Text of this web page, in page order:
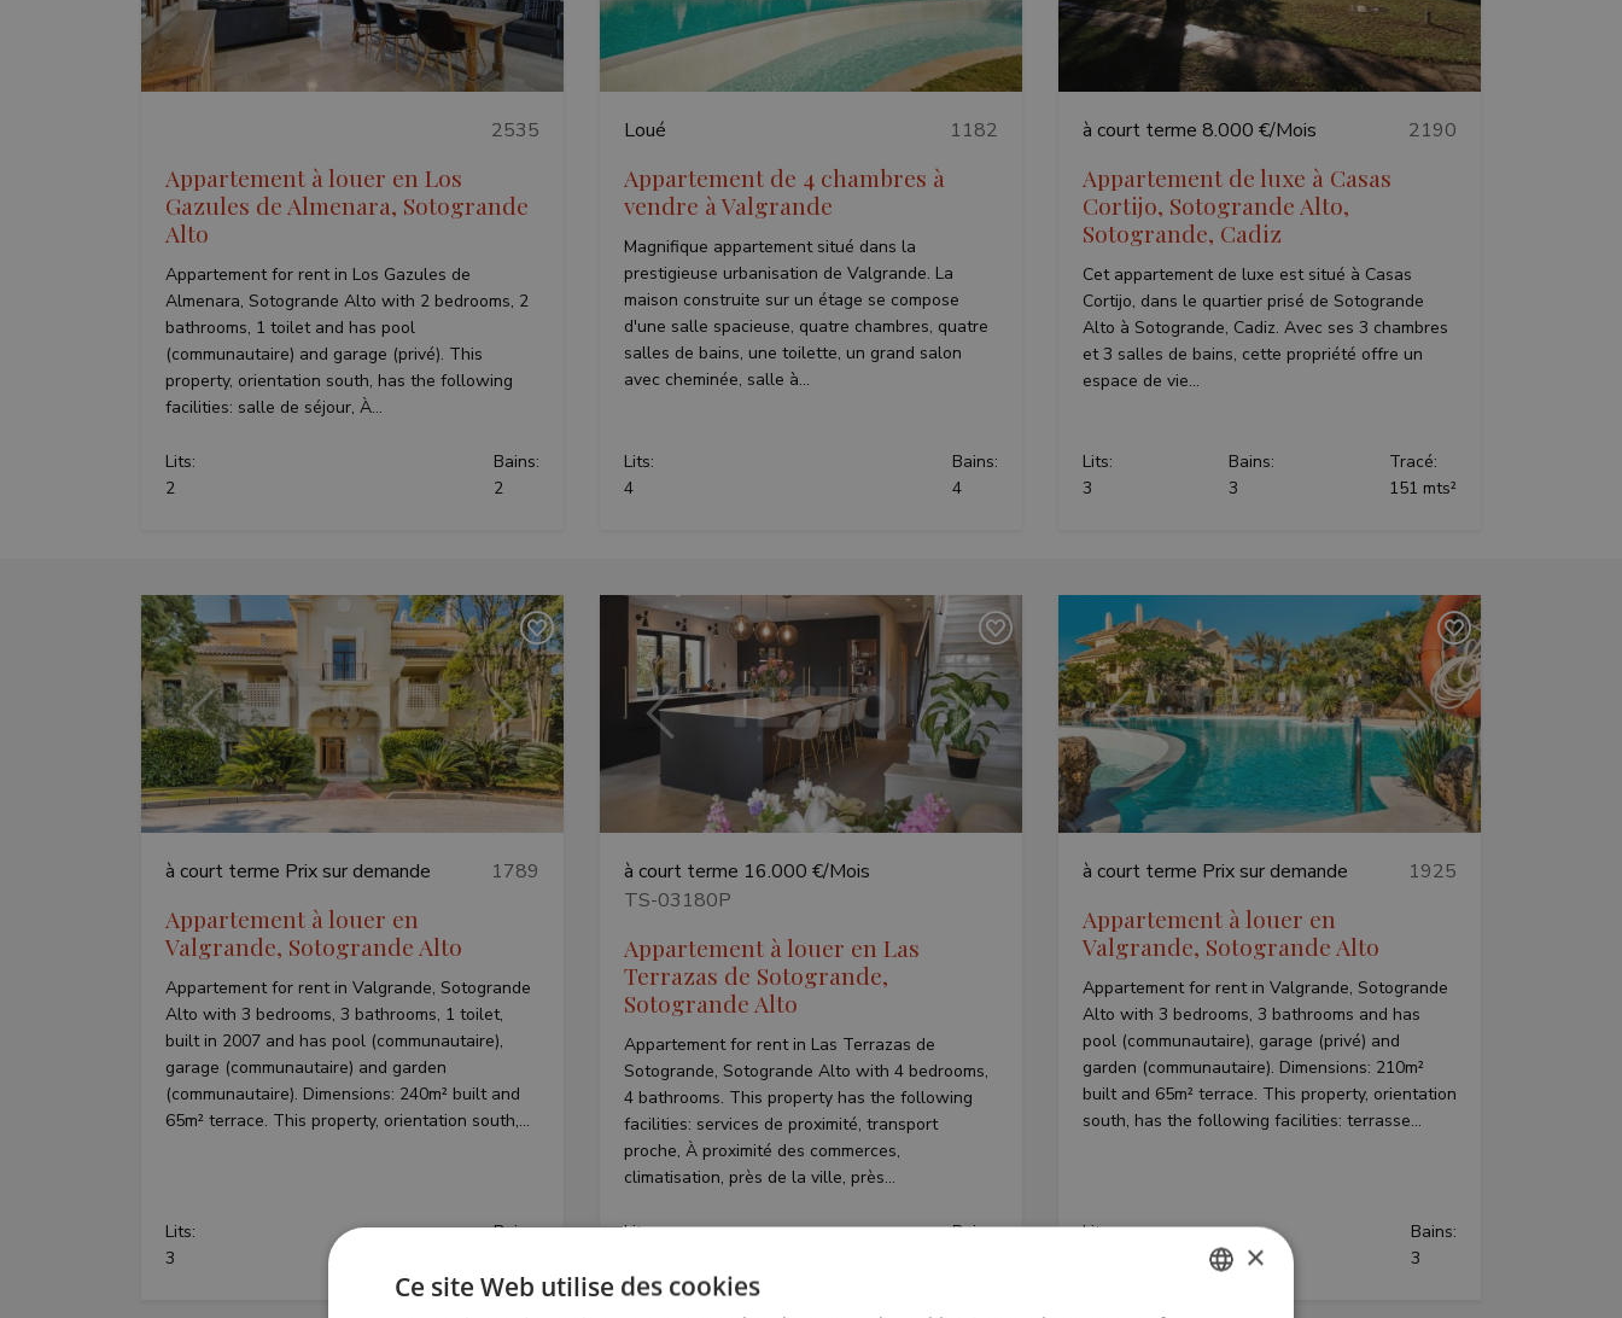
2535
Appartement à louer en Los
Gazules de Almenara, Sotogrande
Alto
Appartement for rent in Los Gazules de
Almenara, Sotogrande Alto with 2 bedrooms, 2
bathrooms, 1 toilet and has pool
(communautaire) and garage (privé). This
property, orientation south, has the following
facilities: salle de séjour, À...
Lits:
2
Bains:
2
Loué 1182
Appartement de 4 chambres à
vendre à Valgrande
Magnifique appartement situé dans la
prestigieuse urbanisation de Valgrande. La
maison construite sur un étage se compose
d'une salle spacieuse, quatre chambres, quatre
salles de bains, une toilette, un grand salon
avec cheminée, salle à...
Lits:
4
Bains:
4
à court terme 8.000 €/Mois 2190
Appartement de luxe à Casas
Cortijo, Sotogrande Alto,
Sotogrande, Cadiz
Cet appartement de luxe est situé à Casas
Cortijo, dans le quartier prisé de Sotogrande
Alto à Sotogrande, Cadiz. Avec ses 3 chambres
et 3 salles de bains, cette propriété offre un
espace de vie...
Lits:
3
Bains:
3
Tracé:
151 mts²
Précédent Suivant
à court terme Prix sur demande 1789
Appartement à louer en
Valgrande, Sotogrande Alto
Appartement for rent in Valgrande, Sotogrande
Alto with 3 bedrooms, 3 bathrooms, 1 toilet,
built in 2007 and has pool (communautaire),
garage (communautaire) and garden
(communautaire). Dimensions: 240m² built and
65m² terrace. This property, orientation south,...
Lits:
3
Bains:
Précédent Suivant
à court terme 16.000 €/Mois
TS-03180P
Appartement à louer en Las
Terrazas de Sotogrande,
Sotogrande Alto
Appartement for rent in Las Terrazas de
Sotogrande, Sotogrande Alto with 4 bedrooms,
4 bathrooms. This property has the following
facilities: services de proximité, transport
proche, À proximité des commerces,
climatisation, près de la ville, près...
Lits:
Bains:
Précédent Suivant
à court terme Prix sur demande 1925
Appartement à louer en
Valgrande, Sotogrande Alto
Appartement for rent in Valgrande, Sotogrande
Alto with 3 bedrooms, 3 bathrooms and has
pool (communautaire), garage (privé) and
garden (communautaire). Dimensions: 210m²
built and 65m² terrace. This property, orientation
south, has the following facilities: terrasse...
Lits:
Bains:
3
×
Ce site Web utilise des cookies